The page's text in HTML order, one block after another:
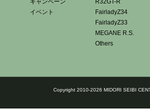
キャンペーン
イベント
R32GT-R
FairladyZ34
FairladyZ33
MEGANE R.S.
Others
Copyright 2010-2026 MIDORI SEIBI